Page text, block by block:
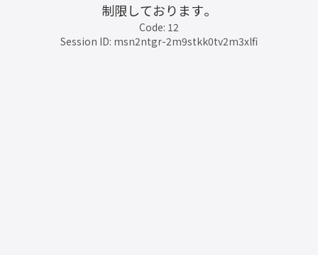
制限しております。
Code: 12
Session ID: msn2ntgr-2m9stkk0tv2m3xlfi